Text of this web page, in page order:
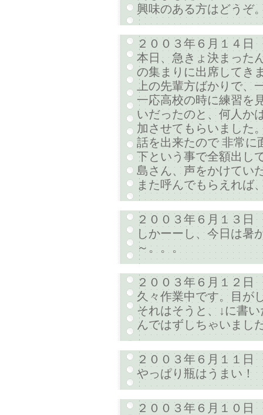
興味のある方はどうぞ
２００３年６月１４日
本日、急きょ決まった
の集まりに出席してき
上の先輩方ばかりで、
一応高校の時に練習を
いだったのと、何人か
加させてもらいました
話を出来たので 非常に
下という事で全額出し
島さん、声をかけてい
また呼んでもらえれば
２００３年６月１３日
しかーーし、今日は暑
～。。。
２００３年６月１２日
久々作業中です。目が
それはそうと、↓に書
んではずしちゃいまし
２００３年６月１１日
やっぱり瓶はうまい！
２００３年６月１０日